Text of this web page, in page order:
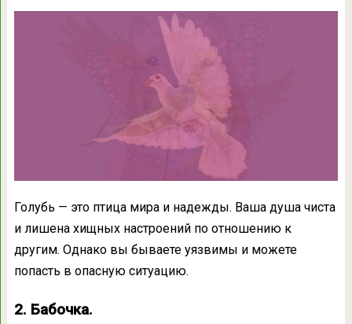
Голубь — это птица мира и надежды. Ваша душа чиста
и лишена хищных настроений по отношению к
другим. Однако вы бываете уязвимы и можете
попасть в опасную ситуацию.
2. Бабочка.